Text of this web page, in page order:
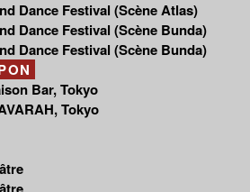
Dance Festival (Scène Atlas)
Dance Festival (Scène Bunda)
Dance Festival (Scène Bunda)
Bar, Tokyo
Tokyo